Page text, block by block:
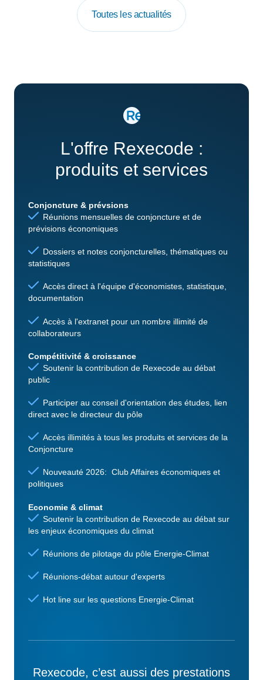
Toutes les actualités
L'offre Rexecode :
produits et services
Conjoncture & prévsions
Réunions mensuelles de conjoncture et de
prévisions économiques
Dossiers et notes conjoncturelles, thématiques ou
statistiques
Accès direct à l'équipe d'économistes, statistique,
documentation
Accès à l'extranet pour un nombre illimité de
collaborateurs
Compétitivité & croissance
Soutenir la contribution de Rexecode au débat
public
Participer au conseil d'orientation des études, lien
direct avec le directeur du pôle
Accès illimités à tous les produits et services de la
Conjoncture
Nouveauté 2026: Club Affaires économiques et
politiques
Economie & climat
Soutenir la contribution de Rexecode au débat sur
les enjeux économiques du climat
Réunions de pilotage du pôle Energie-Climat
Réunions-débat autour d'experts
Hot line sur les questions Energie-Climat
Rexecode, c’est aussi des prestations